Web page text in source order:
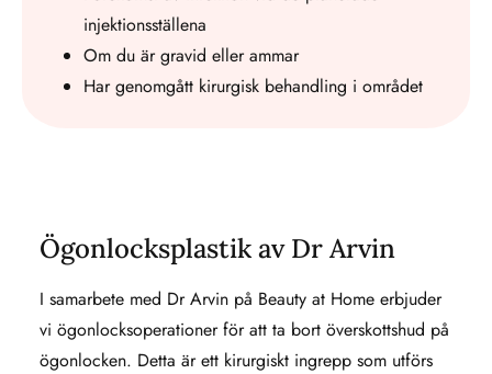
injektionsställena
Om du är gravid eller ammar
Har genomgått kirurgisk behandling i området
Ögonlocksplastik av Dr Arvin
I samarbete med Dr Arvin på Beauty at Home erbjuder
vi ögonlocksoperationer för att ta bort överskottshud på
ögonlocken. Detta är ett kirurgiskt ingrepp som utförs